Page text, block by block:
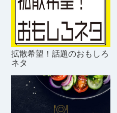
拡散希望！話題のおもしろ
ネタ